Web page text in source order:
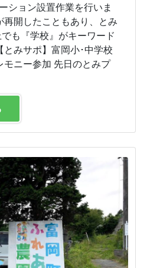
ション設置作業を行いま
再開したこともあり、とみ
も『学校』がキーワード
みサポ】富岡小･中学校
ニー参加 先日のとみプ